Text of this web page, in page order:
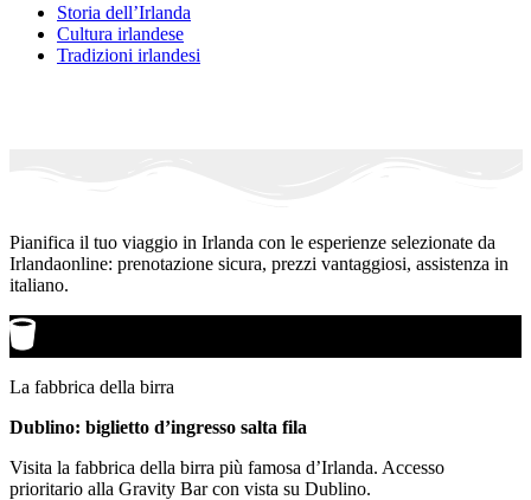
Storia dell’Irlanda
Cultura irlandese
Tradizioni irlandesi
Pianifica il tuo viaggio in Irlanda con le esperienze selezionate da
Irlandaonline: prenotazione sicura, prezzi vantaggiosi, assistenza in
italiano.
La fabbrica della birra
Dublino: biglietto d’ingresso salta fila
Visita la fabbrica della birra più famosa d’Irlanda. Accesso
prioritario alla Gravity Bar con vista su Dublino.